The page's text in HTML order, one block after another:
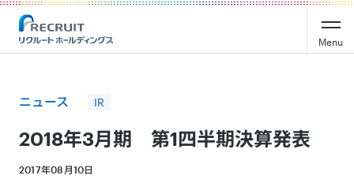
Recruit Holdings
Menu
ニュース IR
2018年3月期 第1四半期決算発表
2017年08月10日